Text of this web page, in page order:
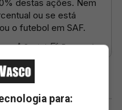
para: